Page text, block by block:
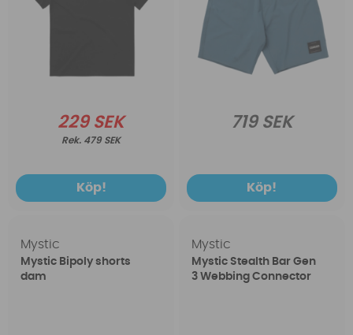
229 SEK
479 SEK
Köp!
719 SEK
Köp!
Mystic
Mystic Bipoly shorts
dam
Mystic
Mystic Stealth Bar Gen
3 Webbing Connector